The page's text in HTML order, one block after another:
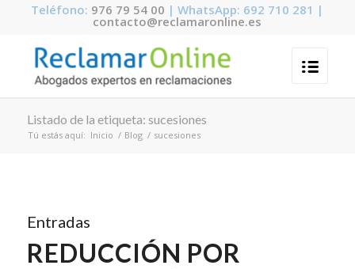
Teléfono: 976 79 54 00 | WhatsApp: 692 710 281 |
contacto@reclamaronline.es
Listado de la etiqueta: sucesiones
Tú estás aquí: Inicio / Blog / sucesiones
Entradas
REDUCCIÓN POR